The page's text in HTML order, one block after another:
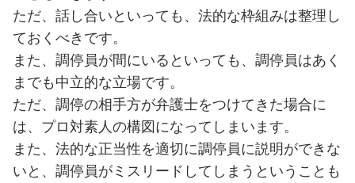
ただ、話し合いといっても、法的な枠組みは整理し
ておくべきです。
また、調停員が間にいるといっても、調停員はあく
までも中立的な立場です。
ただ、調停の相手方が弁護士をつけてきた場合に
は、プロ対素人の構図になってしまいます。
また、法的な正当性を適切に調停員に説明ができな
いと、調停員がミスリードしてしまうということも